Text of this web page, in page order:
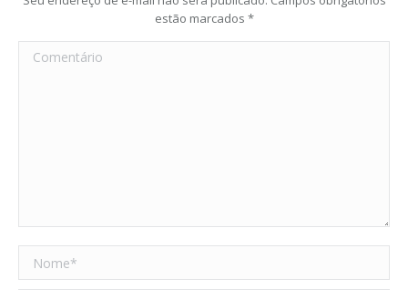
estão marcados *
Comentário
Nome *